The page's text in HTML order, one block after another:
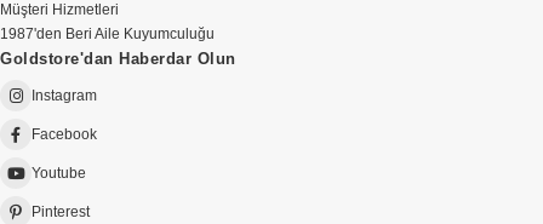
Müşteri Hizmetleri
1987'den Beri Aile Kuyumculuğu
Goldstore'dan Haberdar Olun
Instagram
Facebook
Youtube
Pinterest